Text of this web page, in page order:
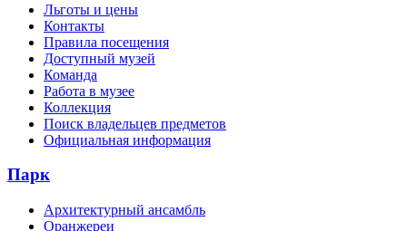
Льготы и цены
Контакты
Правила посещения
Доступный музей
Команда
Работа в музее
Коллекция
Поиск владельцев предметов
Официальная информация
Парк
Архитектурный ансамбль
Оранжереи